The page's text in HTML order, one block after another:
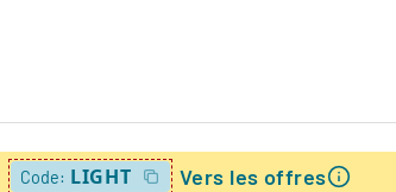
Code: LIGHT Vers les offres